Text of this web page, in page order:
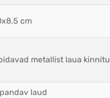
cm
metallist laua
laud